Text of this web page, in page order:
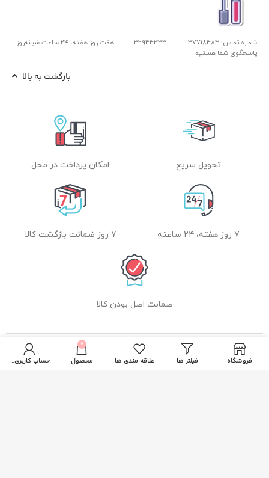
شماره تماس: 37718484 |
32944333
|
هفت روز هفته، ۲۴ ساعت شبانه‌روز
پاسخگوی شما هستیم.
بازگشت به بالا
تحویل سریع امکان پرداخت در محل
۷ روز هفته، ۲۴ ساعته 7 روز ضمانت بازگشت کالا
ضمانت اصل بودن کالا
راهنمای خرید از زیبا بیوتی
فروشگاه فیلتر ها علاقه مندی ها
0
محصول حساب کاربری من